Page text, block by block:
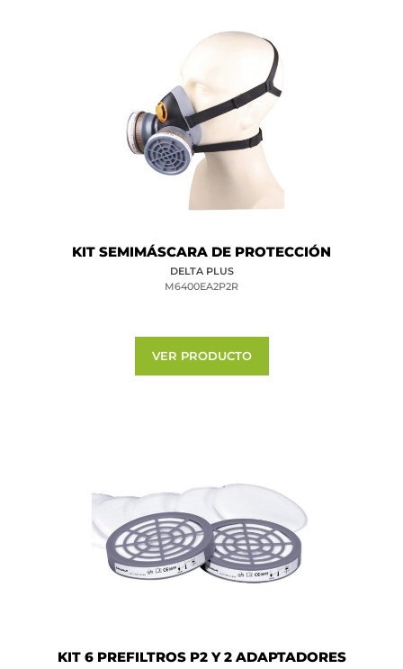
KIT SEMIMÁSCARA DE PROTECCIÓN
DELTA PLUS
M6400EA2P2R
VER PRODUCTO
KIT 6 PREFILTROS P2 Y 2 ADAPTADORES